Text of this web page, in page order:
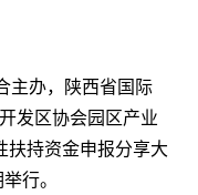
主办，陕西省国际
发区协会园区产业
扶持资金申报分享大
行。